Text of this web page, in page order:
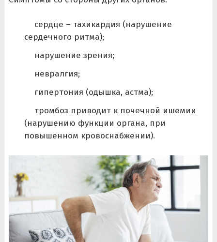
сердце – тахикардия (нарушение
сердечного ритма);
нарушение зрения;
невралгия;
гипертония (одышка, астма);
тромбоз приводит к почечной ишемии
(нарушению функции органа, при
повышенном кровоснабжении).